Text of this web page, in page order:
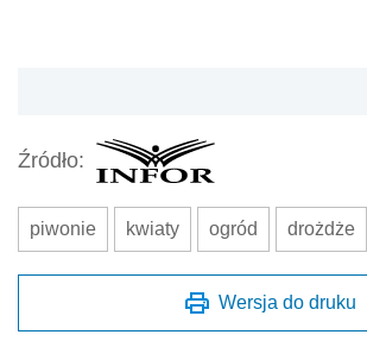
Źródło:
piwonie kwiaty ogród drożdże
Wersja do druku